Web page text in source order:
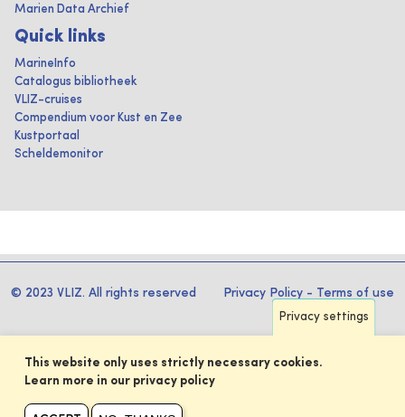
Marien Data Archief
Quick links
MarineInfo
Catalogus bibliotheek
VLIZ-cruises
Compendium voor Kust en Zee
Kustportaal
Scheldemonitor
© 2023 VLIZ. All rights reserved Privacy Policy - Terms of use
Privacy settings
This website only uses strictly necessary cookies.
Learn more in our privacy policy